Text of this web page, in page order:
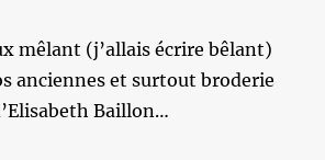
mêlant (j’allais écrire bêlant)
anciennes et surtout broderie
Baillon…